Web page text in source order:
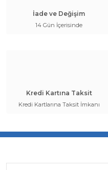
İade ve Değişim
14 Gün İçerisinde
Kredi Kartına Taksit
Kredi Kartlarına Taksit İmkanı